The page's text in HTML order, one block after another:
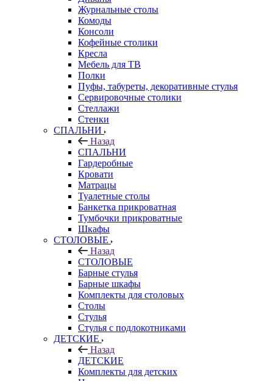
Журнальные столы
Комоды
Консоли
Кофейные столики
Кресла
Мебель для ТВ
Полки
Пуфы, табуреты, декоративные стулья
Сервировочные столики
Стеллажи
Стенки
СПАЛЬНИ
Назад
СПАЛЬНИ
Гардеробные
Кровати
Матрацы
Туалетные столы
Банкетка прикроватная
Тумбочки прикроватные
Шкафы
СТОЛОВЫЕ
Назад
СТОЛОВЫЕ
Барные стулья
Барные шкафы
Комплекты для столовых
Столы
Стулья
Стулья с подлокотниками
ДЕТСКИЕ
Назад
ДЕТСКИЕ
Комплекты для детских